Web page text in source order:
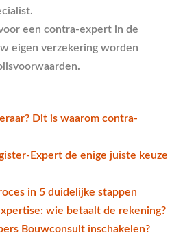
een contra-expert in de
eigen verzekering worden
Dit is waarom contra-
Expert de enige juiste keuze
in 5 duidelijke stappen
wie betaalt de rekening?
Bouwconsult inschakelen?